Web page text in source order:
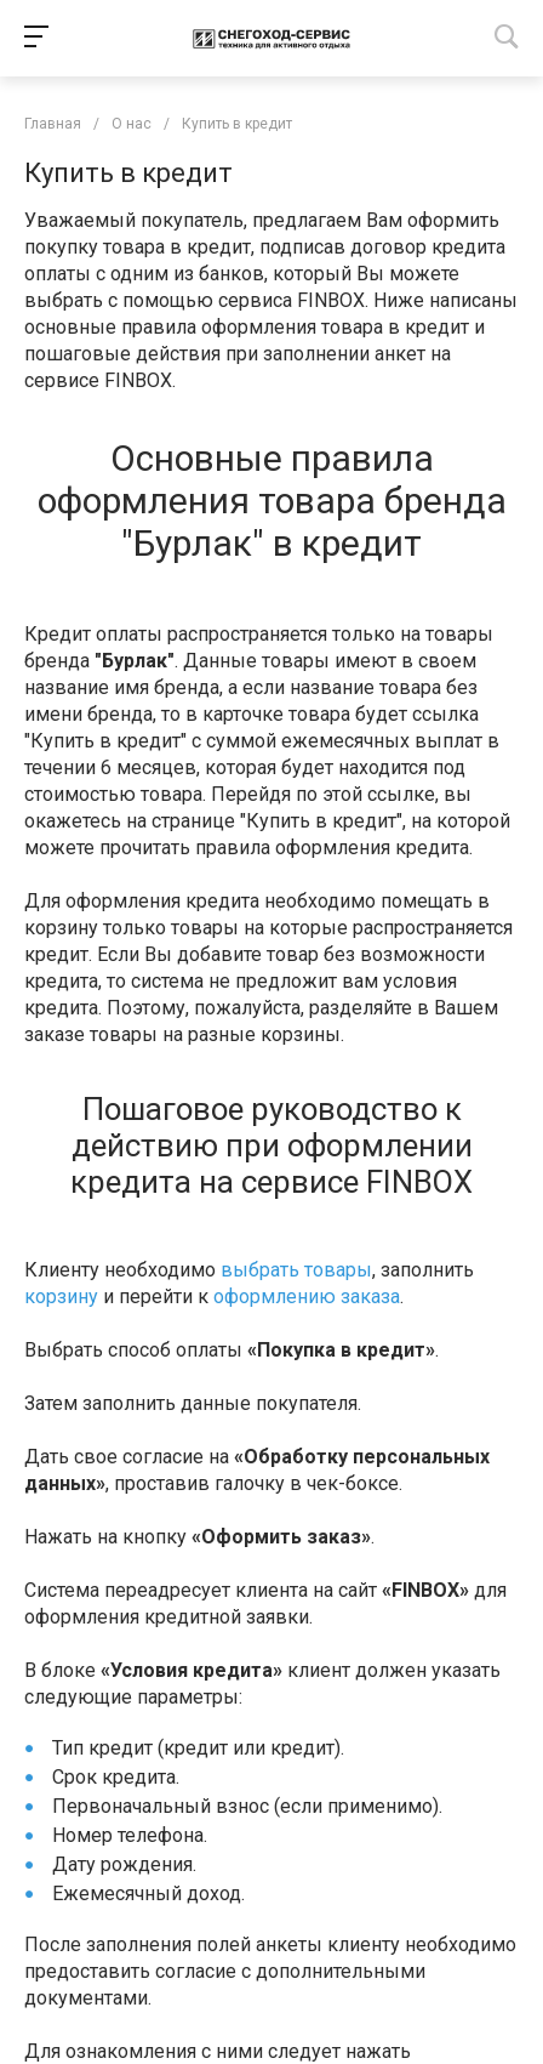
Главная / О нас / Купить в кредит
Купить в кредит
Уважаемый покупатель, предлагаем Вам оформить
покупку товара в кредит, подписав договор кредита
оплаты с одним из банков, который Вы можете
выбрать с помощью сервиса FINBOX. Ниже написаны
основные правила оформления товара в кредит и
пошаговые действия при заполнении анкет на
сервисе FINBOX.
Основные правила
оформления товара бренда
"Бурлак" в кредит
Кредит оплаты распространяется только на товары
бренда "Бурлак". Данные товары имеют в своем
название имя бренда, а если название товара без
имени бренда, то в карточке товара будет ссылка
"Купить в кредит" с суммой ежемесячных выплат в
течении 6 месяцев, которая будет находится под
стоимостью товара. Перейдя по этой ссылке, вы
окажетесь на странице "Купить в кредит", на которой
можете прочитать правила оформления кредита.
Для оформления кредита необходимо помещать в
корзину только товары на которые распространяется
кредит. Если Вы добавите товар без возможности
кредита, то система не предложит вам условия
кредита. Поэтому, пожалуйста, разделяйте в Вашем
заказе товары на разные корзины.
Пошаговое руководство к
действию при оформлении
кредита на сервисе FINBOX
Клиенту необходимо выбрать товары, заполнить
корзину и перейти к оформлению заказа.
Выбрать способ оплаты «Покупка в кредит».
Затем заполнить данные покупателя.
Дать свое согласие на «Обработку персональных
данных», проставив галочку в чек-боксе.
Нажать на кнопку «Оформить заказ».
Система переадресует клиента на сайт «FINBOX» для
оформления кредитной заявки.
В блоке «Условия кредита» клиент должен указать
следующие параметры:
Тип кредит (кредит или кредит).
Срок кредита.
Первоначальный взнос (если применимо).
Номер телефона.
Дату рождения.
Ежемесячный доход.
После заполнения полей анкеты клиенту необходимо
предоставить согласие с дополнительными
документами.
Для ознакомления с ними следует нажать